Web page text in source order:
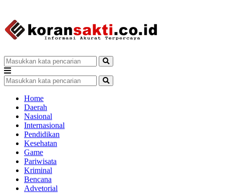
Home
Daerah
Nasional
Internasional
Pendidikan
Kesehatan
Game
Pariwisata
Kriminal
Bencana
Advetorial